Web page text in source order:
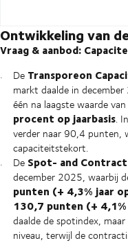
Ontwikkeling van
Vraag & aanbod:
De Transporeon
markt daalde in
één na laagste waarde
procent op jaarbasis.
verder naar 90,4 punten,
capaciteitstekort.
DeSpot- and
december 2025, waarbij
punten (+ 4,3% jaar
130,7 punten (+
daalde de spotindex,
niveau, terwijl de